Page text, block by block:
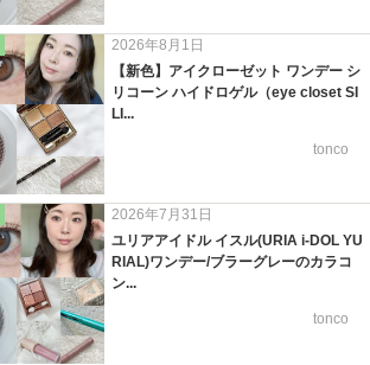
2026年8月1日
【新色】アイクローゼット ワンデー シ
リコーン ハイドロゲル（eye closet SI
LI...
tonco
2026年7月31日
ユリアアイドル イスル(URIA i-DOL YU
RIAL)ワンデー/ブラーグレーのカラコ
ン...
tonco